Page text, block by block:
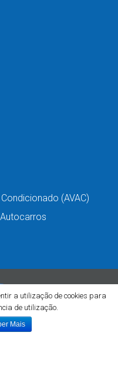
(AVAC)
|TERMOS E CONDIÇÕES
a utilização de cookies para
de utilização.
Mais